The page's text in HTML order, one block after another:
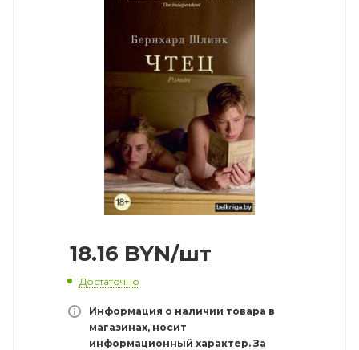
18.16 BYN/шт
Достаточно
Информация о наличии товара в
магазинах, носит
информационный характер. За